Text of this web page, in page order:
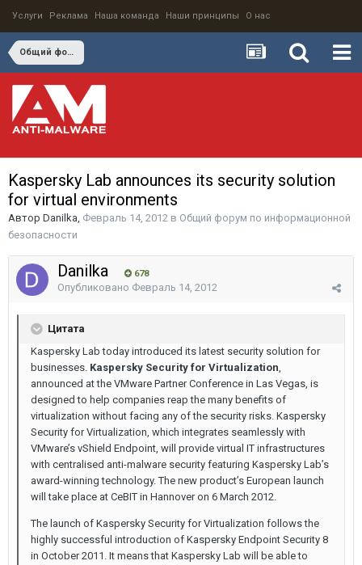
Услуги Реклама Наша команда Наши принципы О нас
Общий форум по информационной безопасности
Kaspersky Lab announces its security solution
for virtual environments
Автор Danilka, Февраль 14, 2012 в Общий форум по информационной
безопасности
Danilka 678
Опубликовано Февраль 14, 2012
Цитата
Kaspersky Lab today introduced its latest security solution for
businesses. Kaspersky Security for Virtualization,
announced at the VMware Partner Conference in Las Vegas, is
designed to help companies reap the many benefits of
virtualization without facing any of the security risks. Kaspersky
Security for Virtualization, which integrates seamlessly with
VMware’s vShield Endpoint, will provide virtual IT infrastructures
with centralised anti-malware security featuring Kaspersky Lab’s
award-winning technology. The new product’s European launch
will take place at CeBIT in Hannover on 6 March 2012.
The launch of Kaspersky Security for Virtualization follows the
highly successful introduction of Kaspersky Endpoint Security 8
in October 2011. It means that Kaspersky Lab will be able to